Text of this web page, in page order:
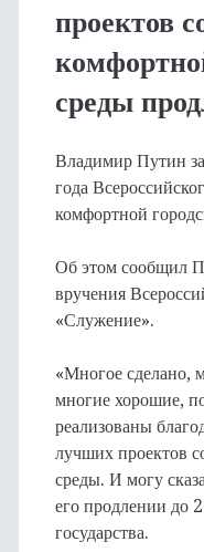
проектов
среды
Владимир Путин
года
комфортной
Об этом сообщил
вручения
«Служение».
«Многое сделано,
многие хорошие,
реализованы
лучших проектов
среды. И могу
его продлении до
государства.